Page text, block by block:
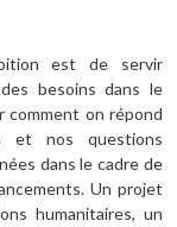
est de servir
besoins dans le
comment on répond
et nos questions
dans le cadre de
Un projet
humanitaires, un